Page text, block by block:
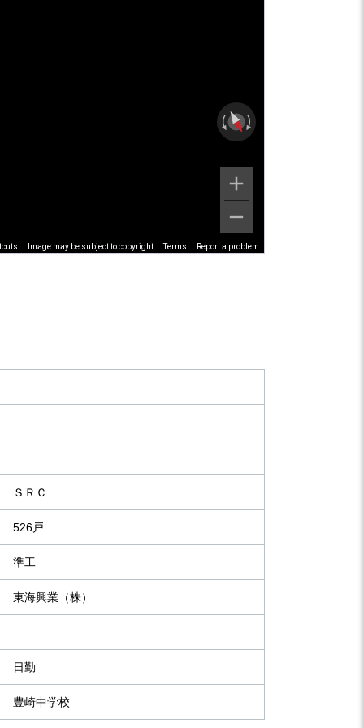
Image may be subject to copyright Terms Report a problem
ＳＲＣ
526戸
準工
東海興業（株）
日勤
豊崎中学校